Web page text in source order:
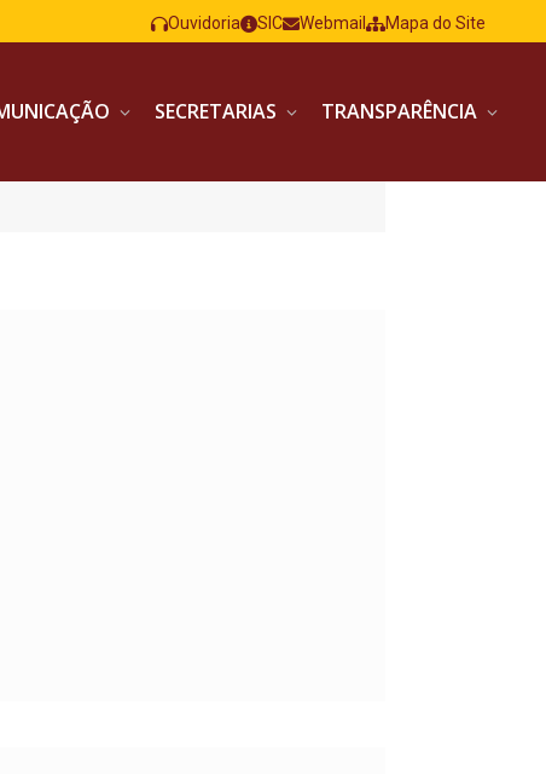
Ouvidoria SIC Webmail Mapa do Site
SECRETARIAS TRANSPARÊNCIA